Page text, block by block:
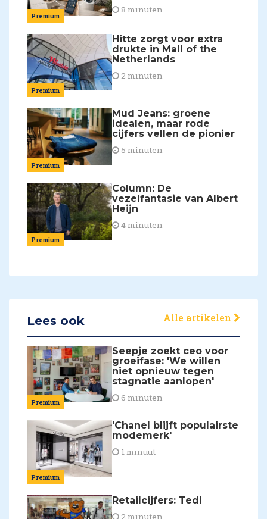
Premium
8 minuten
Premium
Hitte zorgt voor extra
drukte in Mall of the
Netherlands
2 minuten
Premium
Mud Jeans: groene
idealen, maar rode
cijfers vellen de pionier
5 minuten
Premium
Column: De
vezelfantasie van Albert
Heijn
4 minuten
Lees ook Alle artikelen
Premium
Seepje zoekt ceo voor
groeifase: 'We willen
niet opnieuw tegen
stagnatie aanlopen'
6 minuten
Premium
'Chanel blijft populairste
modemerk'
1 minuut
Retailcijfers: Tedi
2 minuten